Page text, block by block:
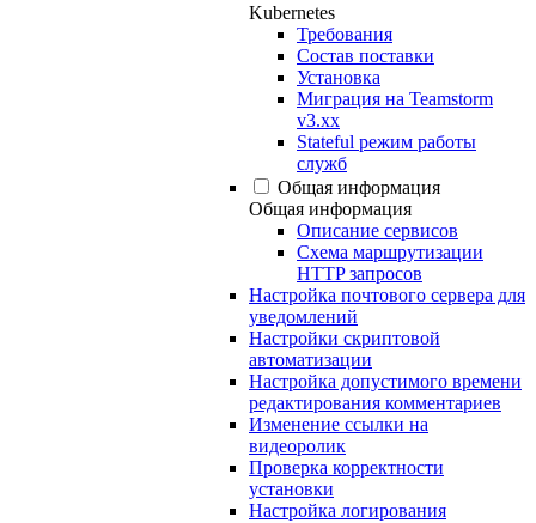
Kubernetes
Требования
Состав поставки
Установка
Миграция на Teamstorm
v3.xx
Stateful режим работы
служб
Общая информация
Общая информация
Описание сервисов
Схема маршрутизации
HTTP запросов
Настройка почтового сервера для
уведомлений
Настройки скриптовой
автоматизации
Настройка допустимого времени
редактирования комментариев
Изменение ссылки на
видеоролик
Проверка корректности
установки
Настройка логирования